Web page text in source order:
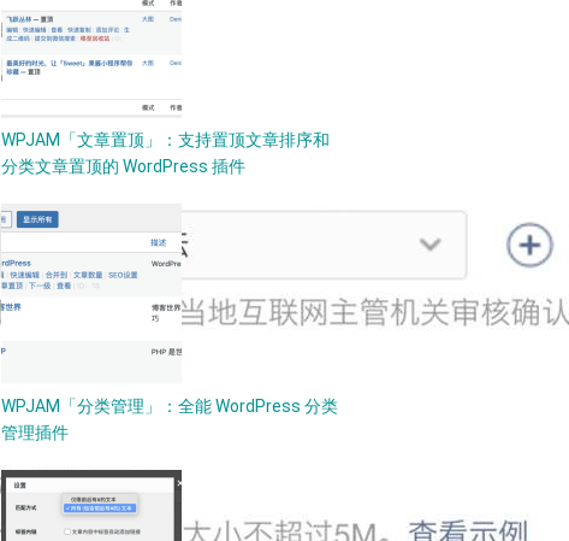
WPJAM「文章置顶」：支持置顶文章排序和
分类文章置顶的 WordPress 插件
WPJAM「分类管理」：全能 WordPress 分类
管理插件